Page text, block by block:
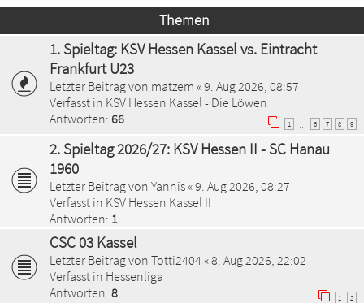
Themen
1. Spieltag: KSV Hessen Kassel vs. Eintracht
Frankfurt U23
Letzter Beitrag von matzem «9. Aug 2026, 08:57
Verfasst in KSV Hessen Kassel - Die Löwen
Antworten: 66 1 6 7 8 9
2. Spieltag 2026/27: KSV Hessen II - SC Hanau
1960
Letzter Beitrag von Yannis«9. Aug 2026, 08:27
Verfasst in KSV Hessen Kassel II
Antworten: 1
CSC 03 Kassel
Letzter Beitrag von Totti2404«8. Aug 2026, 22:02
Verfasst in Hessenliga
Antworten: 8 1 2